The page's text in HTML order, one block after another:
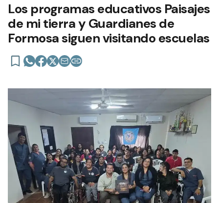
Los programas educativos Paisajes
de mi tierra y Guardianes de
Formosa siguen visitando escuelas